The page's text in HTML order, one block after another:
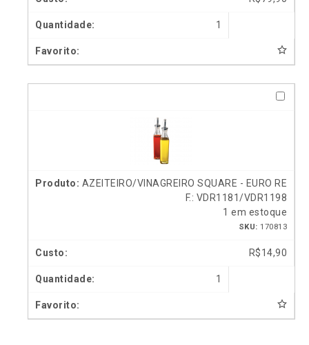
1
AZEITEIRO/VINAGREIRO SQUARE - EURO RE
F.: VDR1181/VDR1198
1 em estoque
SKU: 170813
R$14,90
1